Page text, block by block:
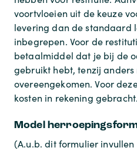
voortvloeien uit de keuze
levering dan de standaard
inbegrepen. Voor de
betaalmiddel dat je bij de
gebruikt hebt, tenzij anders
overeengekomen. Voor
kosten in rekening gebracht.
Model
(A.u.b. dit formulier